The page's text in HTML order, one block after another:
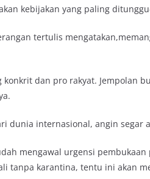
kebijakan yang paling
tertulis
dan pro rakyat. Jempolan
dunia internasional, angin segar
mengawal urgensi
tanpa karantina, tentu ini akan